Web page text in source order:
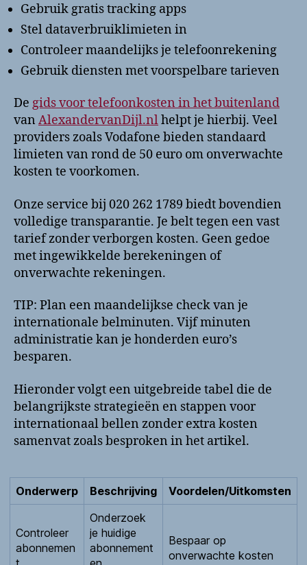
Gebruik gratis tracking apps
Stel dataverbruiklimieten in
Controleer maandelijks je telefoonrekening
Gebruik diensten met voorspelbare tarieven
De gids voor telefoonkosten in het buitenland
van AlexandervanDijl.nlhelpt je hierbij. Veel
providers zoals Vodafone bieden standaard
limieten van rond de 50 euro om onverwachte
kosten te voorkomen.
Onze service bij 020 262 1789 biedt bovendien
volledige transparantie. Je belt tegen een vast
tarief zonder verborgen kosten. Geen gedoe
met ingewikkelde berekeningen of
onverwachte rekeningen.
TIP: Plan een maandelijkse check van je
internationale belminuten. Vijf minuten
administratie kan je honderden euro’s
besparen.
Hieronder volgt een uitgebreide tabel die de
belangrijkste strategieën en stappen voor
internationaal bellen zonder extra kosten
samenvat zoals besproken in het artikel.
Onderwerp Beschrijving Voordelen/Uitkomsten
Controleer
abonnemen
Onderzoek
je huidige
abonnement
Bespaar op
onverwachte kosten